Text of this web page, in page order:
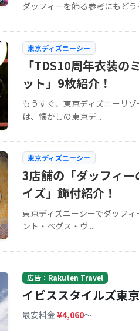
ダッフィーを飾る参考にもどう
東京ディズニーシー
「TDS10周年衣装の
ット」9枚紹介！
もうすぐ、東京ディズニーリ
は、懐かしの東京デ...
東京ディズニーシー
3店舗の「ダッフィ
イズ」飾付紹介！
東京ディズニーシーでダッフ
ント・ペグス・ヴ...
広告：Rakuten Travel
イビススタイルズ東
最安料金 ¥4,060〜